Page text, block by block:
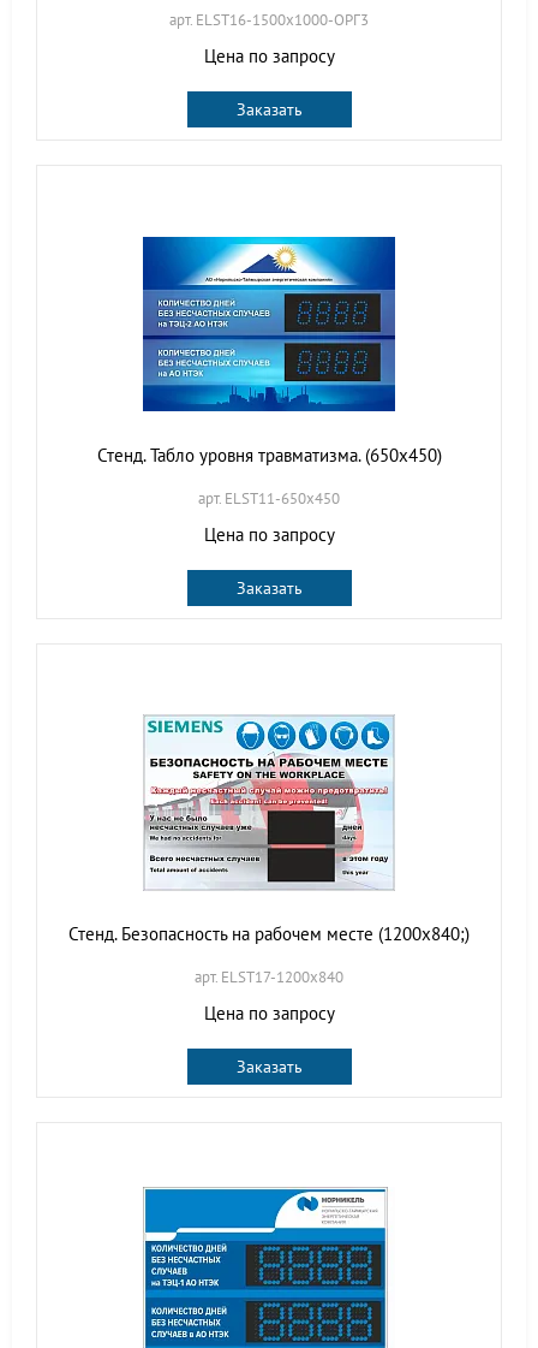
арт. ELST16-1500х1000-ОРГ3
Цена по запросу
Заказать
Стенд. Табло уровня травматизма. (650х450)
арт. ELST11-650х450
Цена по запросу
Заказать
Стенд. Безопасность на рабочем месте (1200х840;)
арт. ELST17-1200х840
Цена по запросу
Заказать